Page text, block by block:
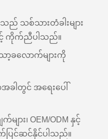
သစ်သားတံခါးများ
နှင့် ကိုက်ညီပါသည်။
ခလောက်များကို
ါတွင် အရေးပေါ်
း၊ OEM/ODM နှင့်
င်ဆင်နိုင်ပါသည်။